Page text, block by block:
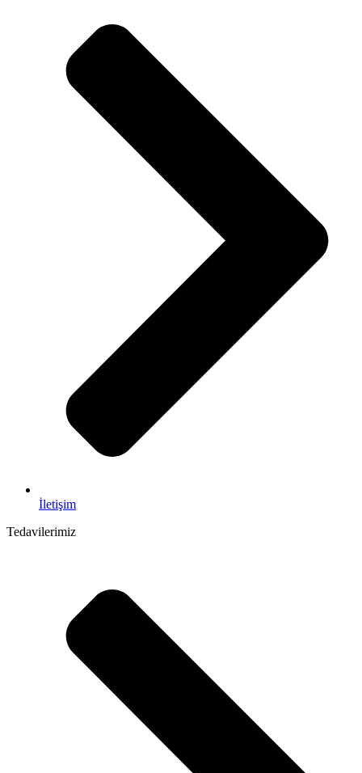
İletişim
Tedavilerimiz